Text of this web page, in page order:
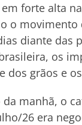
em forte alta
o movimento
diante das
os
dos grãos e
manhã, o
26 era